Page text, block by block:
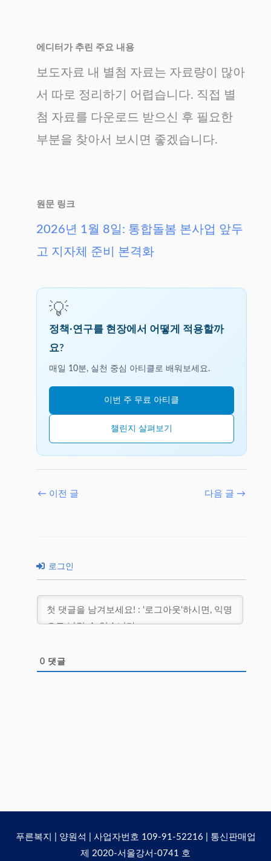
에디터가 추린 주요 내용
보도자료 내 별첨 자료는 자료량이 많아
서 따로 정리하기 어렵습니다. 직접 별
첨 자료를 다운로드 받으신 후 필요한
부분을 찾아서 보시면 좋겠습니다.
원문 링크
2026년 1월 8일: 통합돌봄 본사업 앞두
고 지자체 준비 본격화
💡
정책·연구를 현장에서 어떻게 적용할까
요?
매일 10분, 실천 중심 아티클로 배워보세요.
이번 주 무료 아티클
챌린지 살펴보기
← 이전 글 다음 글 →
로그인
0 댓글
푸른복지 | 양원석 | 사업자번호 109-91-52216 | 통신판매업
제 2020-서울강서-0741 호